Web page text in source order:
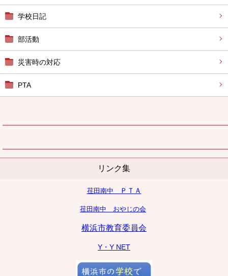
学校日記
部活動
災害時の対応
PTA
リンク集
荏田南中 ＰＴＡ
荏田南中 おやじの会
横浜市教育委員会
Y・Y NET